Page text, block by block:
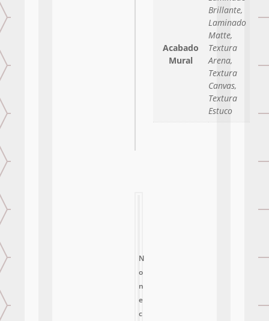
Acabado
Mural
Brillante,
Laminado
Matte,
Textura
Arena,
Textura
Canvas,
Textura
Estuco
N
o
n
e
c